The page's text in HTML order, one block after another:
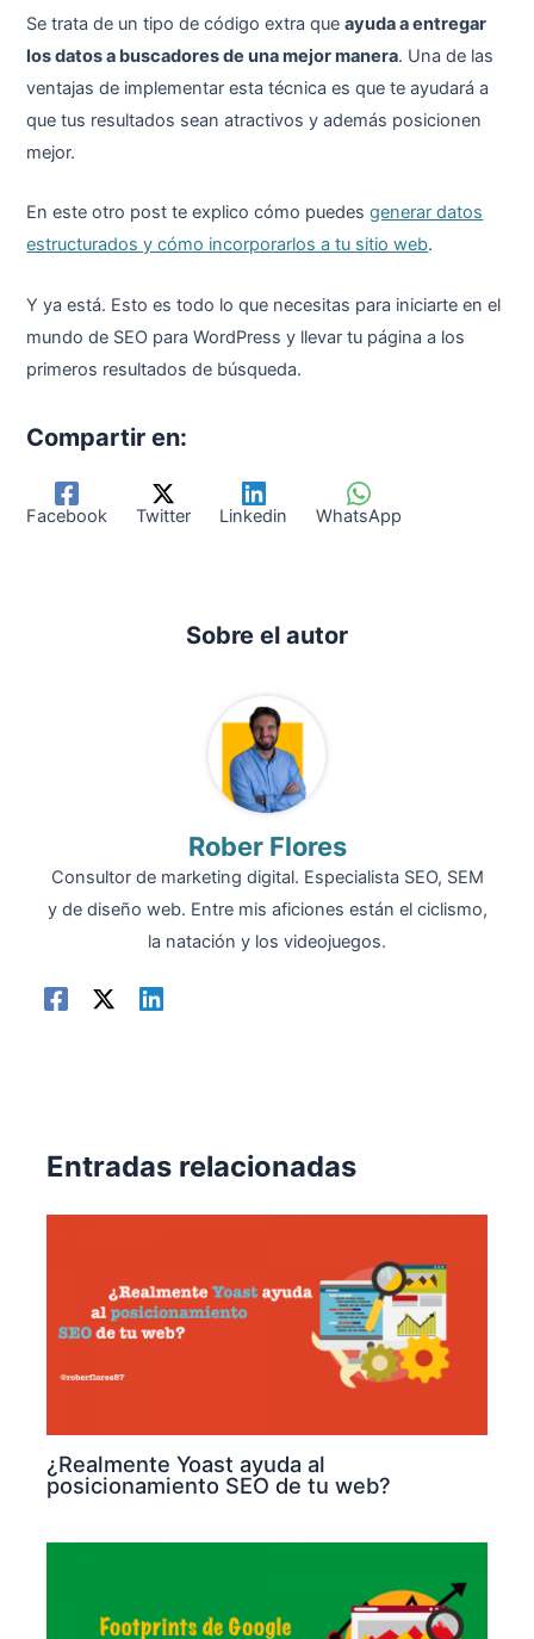
Se trata de un tipo de código extra queayuda a entregar
los datos a buscadores de una mejor manera. Una de las
ventajas de implementar esta técnica es que te ayudará a
que tus resultados sean atractivos y además posicionen
mejor.
En este otro post te explico cómo puedesgenerar datos
estructurados y cómo incorporarlos a tu sitio web.
Y ya está. Esto es todo lo que necesitas para iniciarte en el
mundo de SEO para WordPress y llevar tu página a los
primeros resultados de búsqueda.
Compartir en:
Facebook Twitter Linkedin WhatsApp
Sobre el autor
Rober Flores
Consultor de marketing digital. Especialista SEO, SEM
y de diseño web. Entre mis aficiones están el ciclismo,
la natación y los videojuegos.
Entradas relacionadas
¿Realmente Yoast ayuda al
posicionamiento SEO de tu web?